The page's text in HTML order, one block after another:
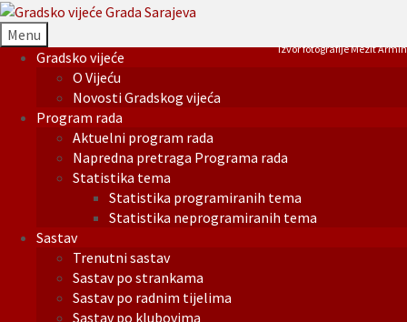
Menu
Gradsko vijeće
O Vijeću
Novosti Gradskog vijeća
Program rada
Aktuelni program rada
Napredna pretraga Programa rada
Statistika tema
Statistika programiranih tema
Statistika neprogramiranih tema
Sastav
Trenutni sastav
Sastav po strankama
Sastav po radnim tijelima
Sastav po klubovima
Izvor fotografije Mezit Armin